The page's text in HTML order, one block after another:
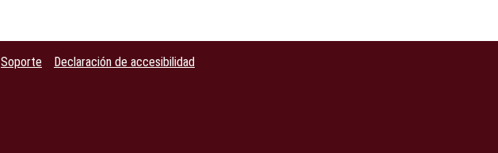
Soporte Declaración de accesibilidad